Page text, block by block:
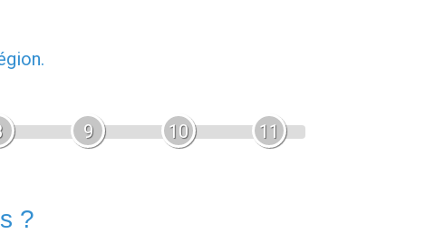
9 10 11
?